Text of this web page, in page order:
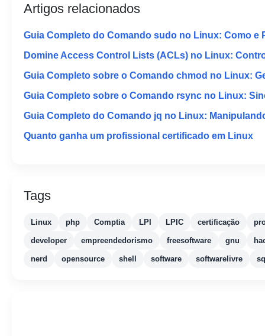
Artigos relacionados
Guia Completo do Comando sudo no Linux: Como e
Domine Access Control Lists (ACLs) no Linux:
Guia Completo sobre o Comando chmod no Linux:
Guia Completo sobre o Comando rsync no Linux:
Guia Completo do Comando jq no Linux:
Quanto ganha um profissional certificado em Linux
Tags
Linux php Comptia LPI LPIC certificação
developer empreendedorismo freesoftware gnu
nerd opensource shell software softwarelivre